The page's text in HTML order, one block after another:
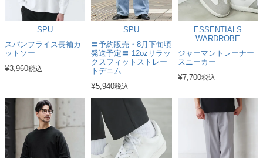
SPU
スパンフライス長袖カ
ットソー
¥3,960税込
SPU
〓予約販売・8月下旬頃
発送予定〓 12ozリラッ
クスフィットストレー
トデニム
¥5,940税込
ESSENTIALS
WARDROBE
ジャーマントレーナー
スニーカー
¥7,700税込